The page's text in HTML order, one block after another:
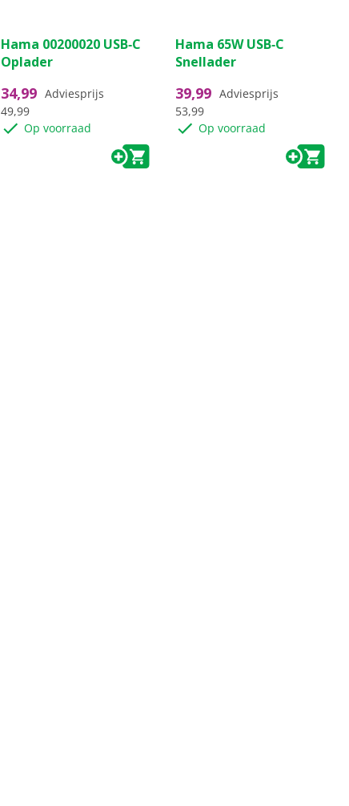
van
de
sterren.
Hama 00200020 USB‑C
Oplader
34,99 Adviesprijs
49,99
Op voorraad
van
de
sterren.
Hama 65W USB‑C
Snellader
39,99 Adviesprijs
53,99
Op voorraad